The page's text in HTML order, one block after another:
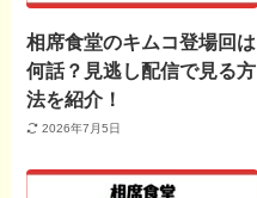
相席食堂のキムコ登場回は
何話？見逃し配信で見る方
法を紹介！
2026年7月5日